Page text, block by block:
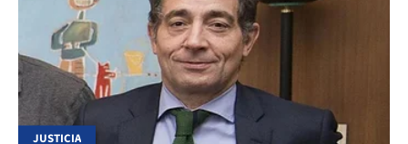
JUSTICIA